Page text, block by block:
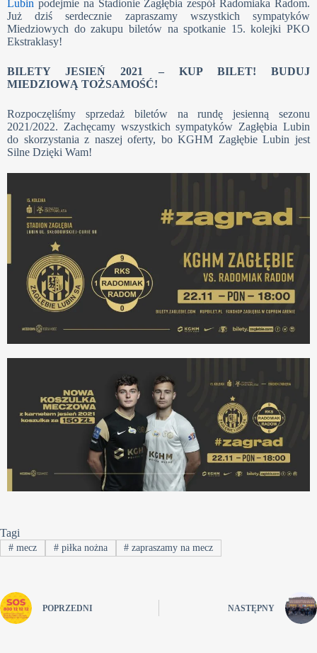
Lubin podejmie na Stadionie Zagłębia zespół Radomiaka Radom.
Już dziś serdecznie zapraszamy wszystkich sympatyków
Miedziowych do zakupu biletów na spotkanie 15. kolejki PKO
Ekstraklasy!
BILETY JESIEŃ 2021 – KUP BILET! BUDUJ
MIEDZIOWĄ TOŻSAMOŚĆ!
Rozpoczęliśmy sprzedaż biletów na rundę jesienną sezonu
2021/2022. Zachęcamy wszystkich sympatyków Zagłębia Lubin
do skorzystania z naszej oferty, bo KGHM Zagłębie Lubin jest
Silne Dzięki Wam!
Tagi
#mecz #piłka nożna # zapraszamy na mecz
POPRZEDNI NASTĘPNY